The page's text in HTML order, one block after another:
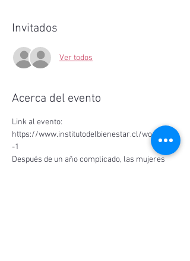
Invitados
Ver todos
Acerca del evento
Link al evento:
https://www.institutodelbienestar.cl/workshop
-1
Después de un año complicado, las mujeres